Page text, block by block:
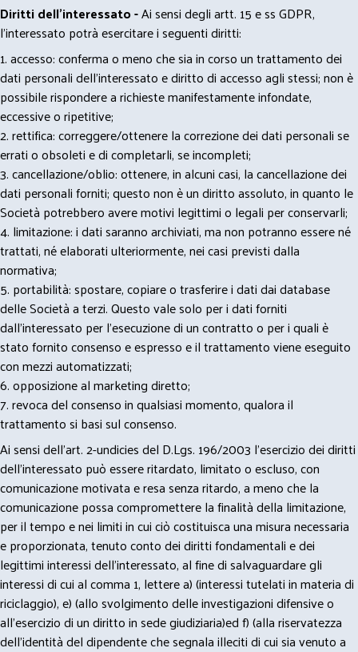
Diritti dell’interessato -Ai sensi degli artt. 15 e ss GDPR,
l’interessato potrà esercitare i seguenti diritti:
1. accesso: conferma o meno che sia in corso un trattamento dei
dati personali dell’interessato e diritto di accesso agli stessi; non è
possibile rispondere a richieste manifestamente infondate,
eccessive o ripetitive;
2. rettifica: correggere/ottenere la correzione dei dati personali se
errati o obsoleti e di completarli, se incompleti;
3. cancellazione/oblio: ottenere, in alcuni casi, la cancellazione dei
dati personali forniti; questo non è un diritto assoluto, in quanto le
Società potrebbero avere motivi legittimi o legali per conservarli;
4. limitazione: i dati saranno archiviati, ma non potranno essere né
trattati, né elaborati ulteriormente, nei casi previsti dalla
normativa;
5. portabilità: spostare, copiare o trasferire i dati dai database
delle Società a terzi. Questo vale solo per i dati forniti
dall’interessato per l’esecuzione di un contratto o per i quali è
stato fornito consenso e espresso e il trattamento viene eseguito
con mezzi automatizzati;
6. opposizione al marketing diretto;
7. revoca del consenso in qualsiasi momento, qualora il
trattamento si basi sul consenso.
Ai sensi dell’art. 2-undicies del D.Lgs. 196/2003 l’esercizio dei diritti
dell’interessato può essere ritardato, limitato o escluso, con
comunicazione motivata e resa senza ritardo, a meno che la
comunicazione possa compromettere la finalità della limitazione,
per il tempo e nei limiti in cui ciò costituisca una misura necessaria
e proporzionata, tenuto conto dei diritti fondamentali e dei
legittimi interessi dell’interessato, al fine di salvaguardare gli
interessi di cui al comma 1, lettere a) (interessi tutelati in materia di
riciclaggio), e) (allo svolgimento delle investigazioni difensive o
all’esercizio di un diritto in sede giudiziaria)ed f) (alla riservatezza
dell’identità del dipendente che segnala illeciti di cui sia venuto a